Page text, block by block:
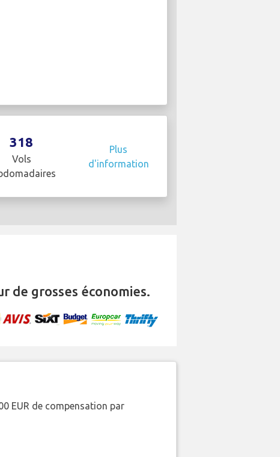
318
Vols
Plus
d'information
de grosses économies.
EUR de compensation par